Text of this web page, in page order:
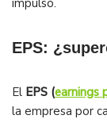
impulso.
EPS:
El EPS (earnings
la empresa por